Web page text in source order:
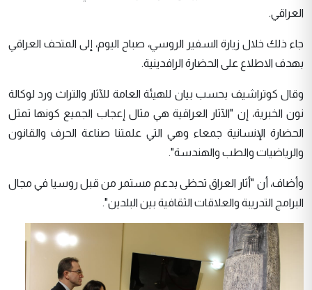
العراقي.
جاء ذلك خلال زيارة السفير الروسي، صباح اليوم، إلى المتحف العراقي
بهدف الاطلاع على الحضارة الرافدينية.
وقال كوتراشيف بحسب بيان للهيئة العامة للآثار والتراث ورد لوكالة
نون الخبرية، إن "الآثار العراقية هي مثال إعجاب الجميع كونها تمثل
الحضارة الإنسانية جمعاء وهي التي علمتنا صناعة الحرف والقانون
والرياضيات والطب والهندسة".
وأضاف، أن "أثار العراق تحظى بدعم مستمر من قبل روسيا في مجال
البرامج التدريبة والعلاقات الثقافية بين البلدين".